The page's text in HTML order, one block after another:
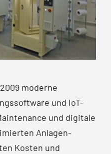
moderne
und IoT-
und digitale
Anlagen­
Kosten und